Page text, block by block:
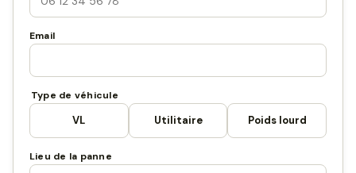
Email
Type de véhicule
VL Utilitaire Poids lourd
Lieu de la panne